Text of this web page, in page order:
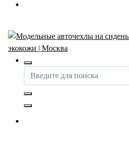
Авточехлы с доставкой и